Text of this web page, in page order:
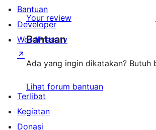
Your review
Bantuan
Ada yang ingin dikatakan? Butuh
Lihat forum bantuan
Bantuan
Developer
WordPress.tv
↗
Terlibat
Kegiatan
Donasi